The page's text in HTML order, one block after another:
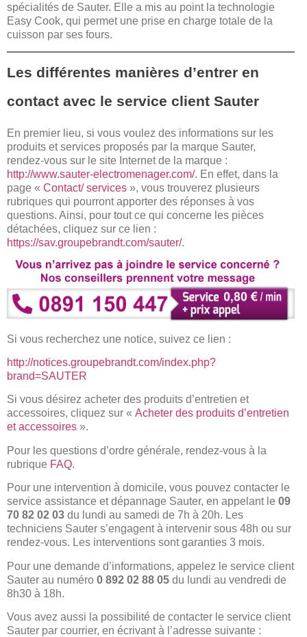
spécialités de Sauter. Elle a mis au point la technologie
Easy Cook, qui permet une prise en charge totale de la
cuisson par ses fours.
Les différentes manières d’entrer en
contact avec le service client Sauter
En premier lieu, si vous voulez des informations sur les
produits et services proposés par la marque Sauter,
rendez-vous sur le site Internet de la marque :
http://www.sauter-electromenager.com/. En effet, dans la
page « Contact/ services », vous trouverez plusieurs
rubriques qui pourront apporter des réponses à vos
questions. Ainsi, pour tout ce qui concerne les pièces
détachées, cliquez sur ce lien :
https://sav.groupebrandt.com/sauter/.
Si vous recherchez une notice, suivez ce lien :
http://notices.groupebrandt.com/index.php?
brand=SAUTER
Si vous désirez acheter des produits d’entretien et
accessoires, cliquez sur « Acheter des produits d’entretien
et accessoires ».
Pour les questions d’ordre générale, rendez-vous à la
rubrique FAQ.
Pour une intervention à domicile, vous pouvez contacter le
service assistance et dépannage Sauter, en appelant le 09
70 82 02 03 du lundi au samedi de 7h à 20h. Les
techniciens Sauter s’engagent à intervenir sous 48h ou sur
rendez-vous. Les interventions sont garanties 3 mois.
Pour une demande d’informations, appelez le service client
Sauter au numéro 0 892 02 88 05 du lundi au vendredi de
8h30 à 18h.
Vous avez aussi la possibilité de contacter le service client
Sauter par courrier, en écrivant à l’adresse suivante :